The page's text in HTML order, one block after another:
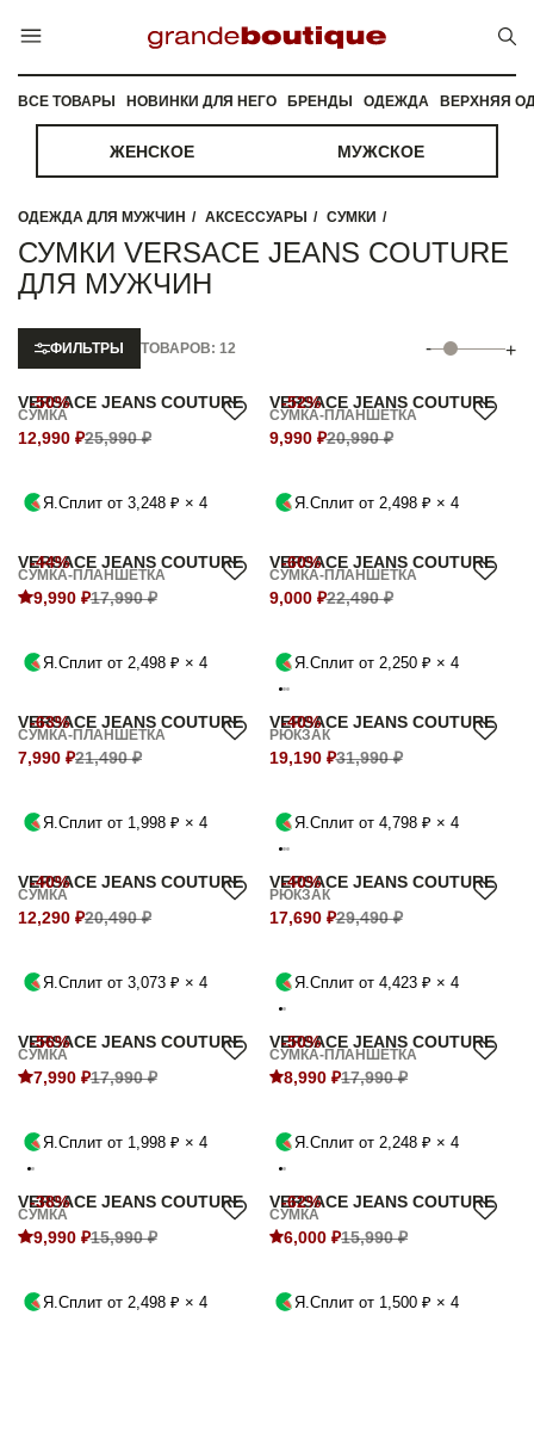
ВСЕ ТОВАРЫ НОВИНКИ ДЛЯ НЕГО БРЕНДЫ ОДЕЖДА ВЕРХНЯЯ
ЖЕНСКОЕ МУЖСКОЕ
ОДЕЖДА ДЛЯ МУЖЧИН АКСЕССУАРЫ СУМКИ
СУМКИ VERSACE JEANS COUTURE
ДЛЯ МУЖЧИН
ФИЛЬТРЫ ТОВАРОВ: 12 - +
-50%
VERSACE JEANS COUTURE
СУМКА
12,990 ₽25,990 ₽
Я.Сплит от 3,248 ₽ × 4
-52%
VERSACE JEANS COUTURE
СУМКА-ПЛАНШЕТКА
9,990 ₽20,990 ₽
Я.Сплит от 2,498 ₽ × 4
-44%
VERSACE JEANS COUTURE
СУМКА-ПЛАНШЕТКА
9,990 ₽17,990 ₽
Я.Сплит от 2,498 ₽ × 4
-60%
VERSACE JEANS COUTURE
СУМКА-ПЛАНШЕТКА
9,000 ₽22,490 ₽
Я.Сплит от 2,250 ₽ × 4
-63%
VERSACE JEANS COUTURE
СУМКА-ПЛАНШЕТКА
7,990 ₽21,490 ₽
Я.Сплит от 1,998 ₽ × 4
-40%
VERSACE JEANS COUTURE
РЮКЗАК
19,190 ₽31,990 ₽
Я.Сплит от 4,798 ₽ × 4
-40%
VERSACE JEANS COUTURE
СУМКА
12,290 ₽20,490 ₽
Я.Сплит от 3,073 ₽ × 4
-40%
VERSACE JEANS COUTURE
РЮКЗАК
17,690 ₽29,490 ₽
Я.Сплит от 4,423 ₽ × 4
-56%
VERSACE JEANS COUTURE
СУМКА
7,990 ₽17,990 ₽
Я.Сплит от 1,998 ₽ × 4
-50%
VERSACE JEANS COUTURE
СУМКА-ПЛАНШЕТКА
8,990 ₽17,990 ₽
Я.Сплит от 2,248 ₽ × 4
-38%
VERSACE JEANS COUTURE
СУМКА
9,990 ₽15,990 ₽
Я.Сплит от 2,498 ₽ × 4
-62%
VERSACE JEANS COUTURE
СУМКА
6,000 ₽15,990 ₽
Я.Сплит от 1,500 ₽ × 4